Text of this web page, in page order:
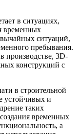
в ситуациях,
временных
ситуаций,
пребывания.
производстве, 3D-
конструкций с
в строительной
устойчивых и
таких
временных
а